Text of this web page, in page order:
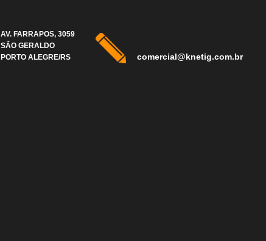
AV. FARRAPOS, 3059
SÃO GERALDO
PORTO ALEGRE/RS
comercial@knetig.com.br